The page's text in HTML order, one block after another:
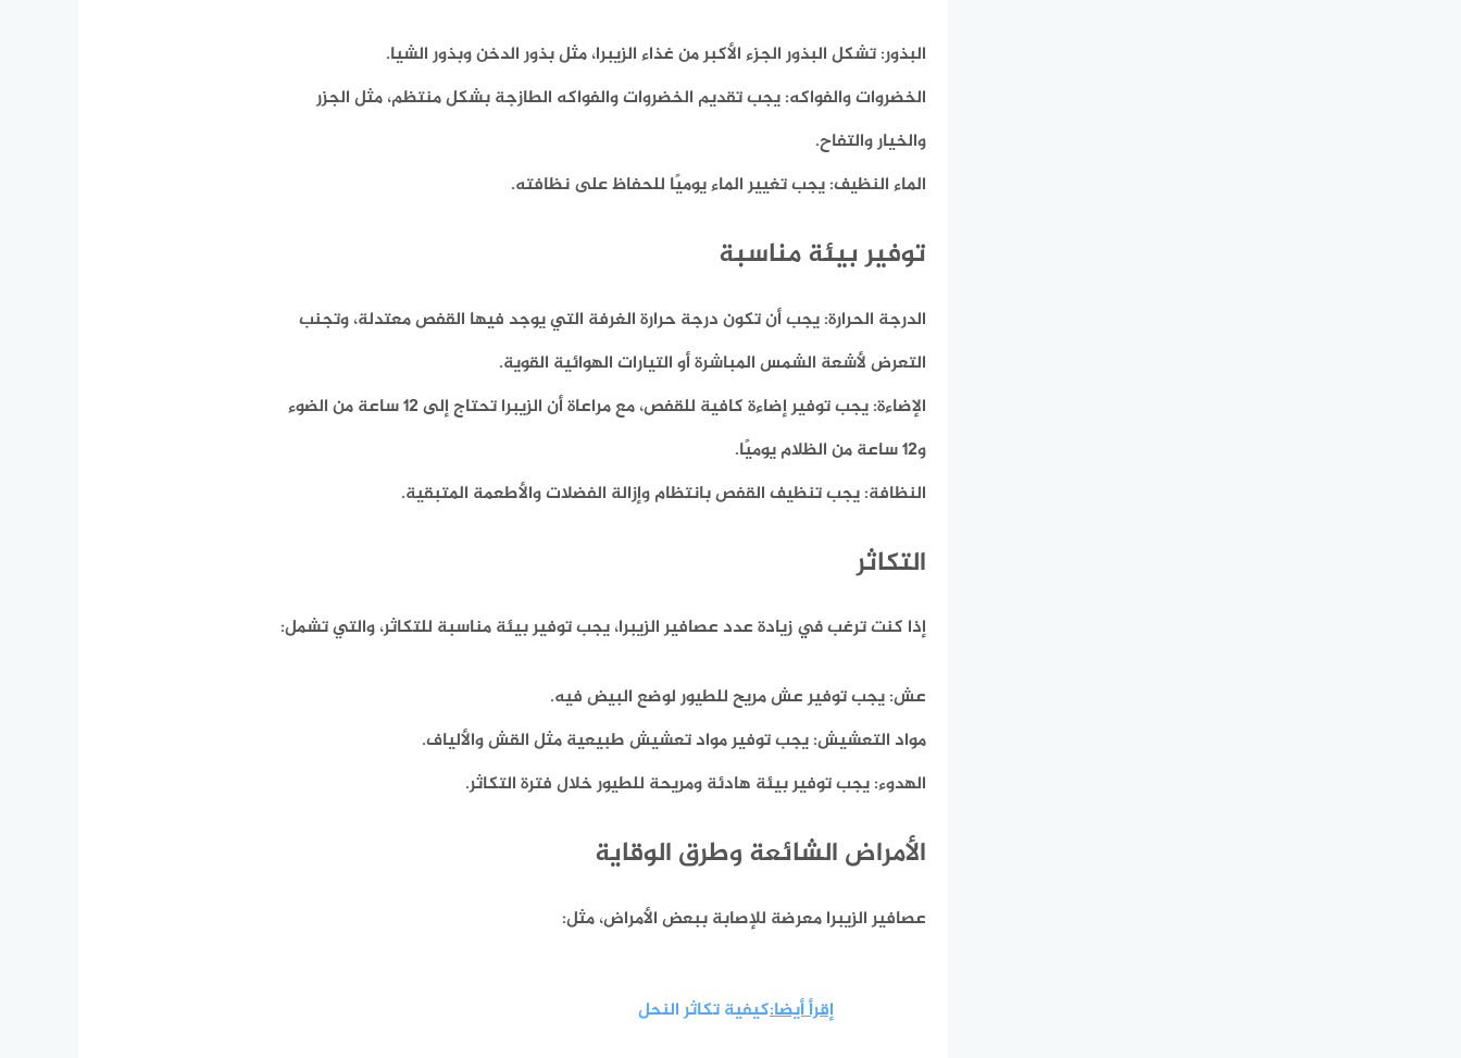
البذور:تشكل البذور الجزء الأكبر من غذاء الزيبرا، مثل بذور الدخن وبذور الشيا.
الخضروات والفواكه:يجب تقديم الخضروات والفواكه الطازجة بشكل منتظم، مثل الجزر
والخيار والتفاح.
الماء النظيف:يجب تغيير الماء يوميًا للحفاظ على نظافته.
توفير بيئة مناسبة
الدرجة الحرارة:يجب أن تكون درجة حرارة الغرفة التي يوجد فيها القفص معتدلة، وتجنب
التعرض لأشعة الشمس المباشرة أو التيارات الهوائية القوية.
الإضاءة:
يجب توفير إضاءة كافية للقفص، مع مراعاة أن الزيبرا تحتاج إلى 12 ساعة من الضوء
و12 ساعة من الظلام يوميًا.
النظافة:يجب تنظيف القفص بانتظام وإزالة الفضلات والأطعمة المتبقية.
التكاثر
إذا كنت ترغب في زيادة عدد عصافير الزيبرا، يجب توفير بيئة مناسبة للتكاثر، والتي تشمل:
عش:يجب توفير عش مريح للطيور لوضع البيض فيه.
مواد التعشيش:يجب توفير مواد تعشيش طبيعية مثل القش والألياف.
الهدوء:يجب توفير بيئة هادئة ومريحة للطيور خلال فترة التكاثر.
الأمراض الشائعة وطرق الوقاية
عصافير الزيبرا معرضة للإصابة ببعض الأمراض، مثل:
إقرأ أيضا:كيفية تكاثر النحل